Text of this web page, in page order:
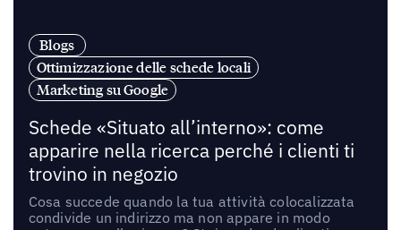
Blogs
Ottimizzazione delle schede locali
Marketing su Google
Schede «Situato all’interno»: come
apparire nella ricerca perché i clienti ti
trovino in negozio
Cosa succede quando la tua attività colocalizzata
condivide un indirizzo ma non appare in modo